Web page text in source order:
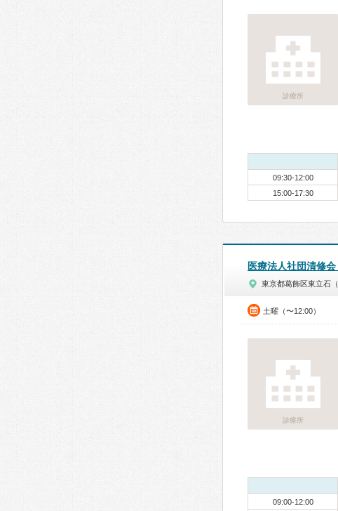
診療所
09:30-12:00
15:00-17:30
医療法人社団清修会
東京都葛飾区東立石（
土曜（〜12:00）
診療所
09:00-12:00